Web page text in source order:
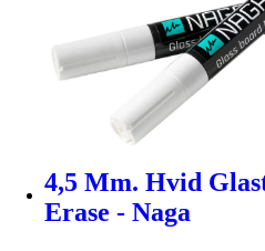
4,5 Mm. Hvid
Erase - Naga